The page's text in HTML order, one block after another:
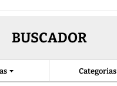
BUSCADOR
Categorias